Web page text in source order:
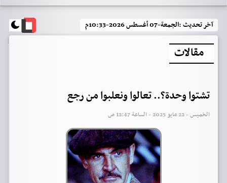
آخر تحديث :الجمعة-07 أغسطس 2026-10:33م
مقالات
تشتوا وحدة؟.. تعالوا ونعلبوا من رجع
الخميس - 22 مايو 2025 - الساعة 12:47 ص